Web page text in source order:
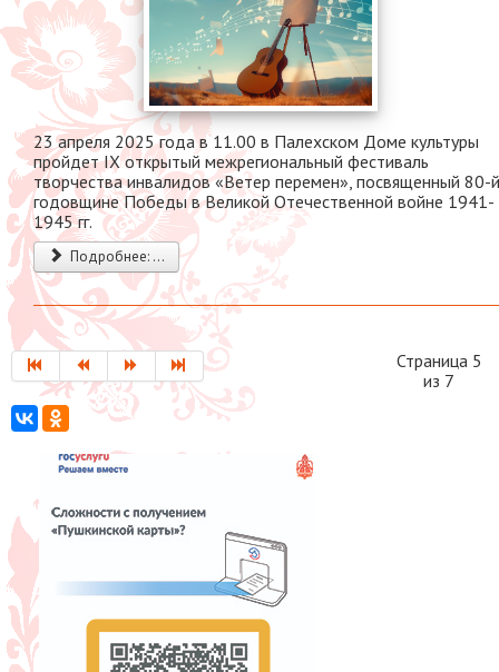
23 апреля 2025 года в 11.00 в Палехском Доме культуры
пройдет IX открытый межрегиональный фестиваль
творчества инвалидов «Ветер перемен», посвященный 80-й
годовщине Победы в Великой Отечественной войне 1941-
1945 гг.
Подробнее: ...
Страница 5
из 7